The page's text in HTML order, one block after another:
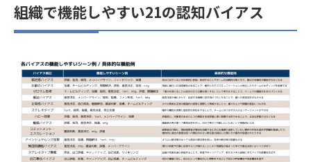
組織で機能しやすい21の認知バイアス